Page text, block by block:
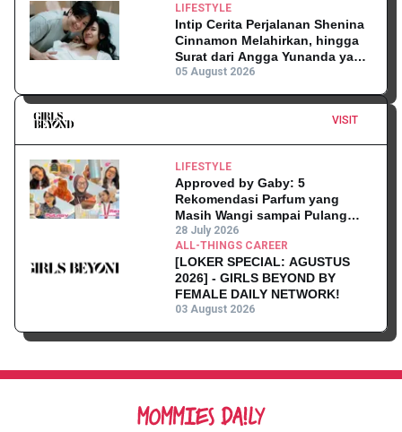
LIFESTYLE
Intip Cerita Perjalanan Shenina
Cinnamon Melahirkan, hingga
Surat dari Angga Yunanda yang
Mengharukan!
05 August 2026
VISIT
LIFESTYLE
Approved by Gaby: 5
Rekomendasi Parfum yang
Masih Wangi sampai Pulang
Kantor
28 July 2026
ALL-THINGS CAREER
[LOKER SPECIAL: AGUSTUS
2026] - GIRLS BEYOND BY
FEMALE DAILY NETWORK!
03 August 2026